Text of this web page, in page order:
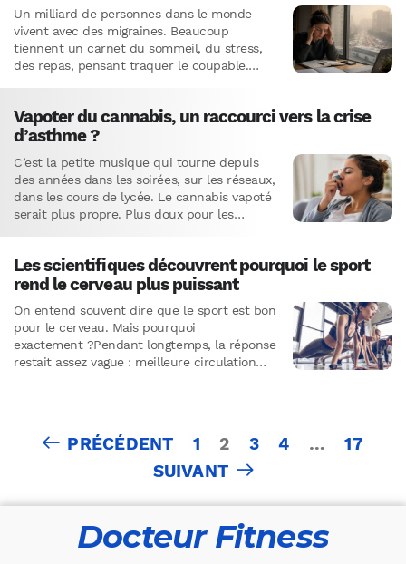
Un milliard de personnes dans le monde
vivent avec des migraines. Beaucoup
tiennent un carnet du sommeil, du stress,
des repas, pensant traquer le coupable.
Vapoter du cannabis, un raccourci vers la crise
d’asthme ?
C’est la petite musique qui tourne depuis
des années dans les soirées, sur les réseaux,
dans les cours de lycée. Le cannabis vapoté
serait plus propre. Plus doux pour les…
Les scientifiques découvrent pourquoi le sport
rend le cerveau plus puissant
On entend souvent dire que le sport est bon
pour le cerveau. Mais pourquoi
exactement ?Pendant longtemps, la réponse
restait assez vague : meilleure circulation
des
publications
PRÉCÉDENT 1 2 3 4 …
17
SUIVANT
Docteur Fitness